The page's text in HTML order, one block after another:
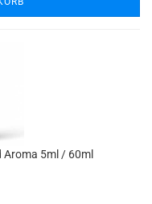
Aroma 5ml / 60ml